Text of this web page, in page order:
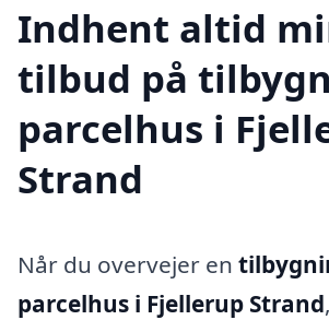
Indhent altid
tilbud på
parcelhus i
Strand
Når du overvejer en
parcelhus i Fjellerup Strand